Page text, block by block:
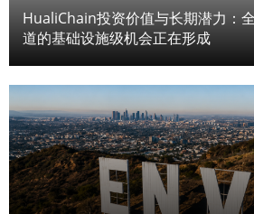
HualiChain投资价值与长期潜力：
道的基础设施级机会正在形成